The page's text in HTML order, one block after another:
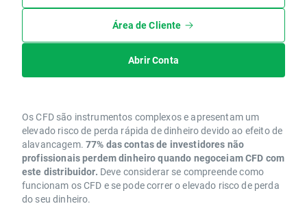
Área de Cliente
Abrir Conta
Os CFD são instrumentos complexos e apresentam um
elevado risco de perda rápida de dinheiro devido ao efeito de
alavancagem. 77% das contas de investidores não
profissionais perdem dinheiro quando negoceiam CFD com
este distribuidor. Deve considerar se compreende como
funcionam os CFD e se pode correr o elevado risco de perda
do seu dinheiro.